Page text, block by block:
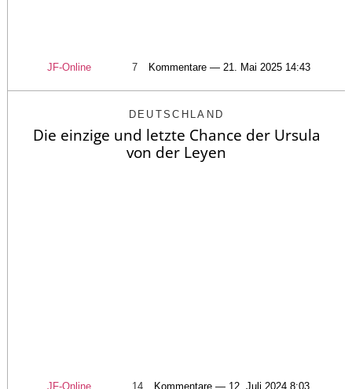
JF-Online 7 Kommentare — 21. Mai 2025 14:43
DEUTSCHLAND
Die einzige und letzte Chance der Ursula
von der Leyen
JF-Online 14 Kommentare — 12. Juli 2024 8:03